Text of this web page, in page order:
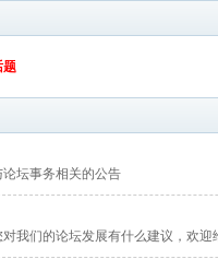
题
论坛事务相关的公告
我们的论坛发展有什么建议，欢迎